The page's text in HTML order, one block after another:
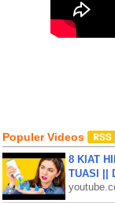
Populer Videos
8 KIAT
TUASI ||